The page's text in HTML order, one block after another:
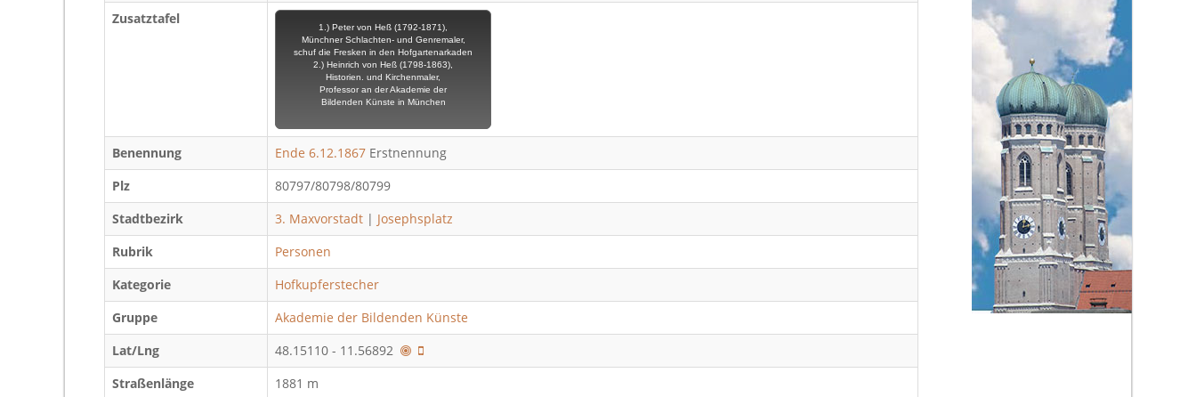
Zusatztafel
1.) Peter von Heß (1792-1871),
Münchner Schlachten- und Genremaler,
schuf die Fresken in den Hofgartenarkaden
2.) Heinrich von Heß (1798-1863),
Historien. und Kirchenmaler,
Professor an der Akademie der
Bildenden Künste in München
Benennung Ende 6.12.1867 Erstnennung
Plz
80797/80798/80799
Stadtbezirk
3. Maxvorstadt | Josephsplatz
Rubrik
Personen
Kategorie
Hofkupferstecher
Gruppe
Akademie der Bildenden Künste
Lat/Lng
48.15110 - 11.56892
Straßenlänge
1881 m